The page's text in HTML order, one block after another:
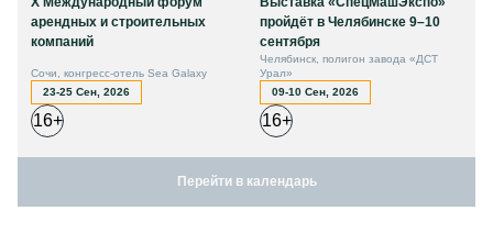
арендных и строительных
компаний
Сочи, конгресс-отель Sea Galaxy
23-25 Сен, 2026
16+
пройдёт в Челябинске 9–10
сентября
Челябинск, полигон завода «ДСТ
Урал»
09-10 Сен, 2026
16+
Перейти в календарь